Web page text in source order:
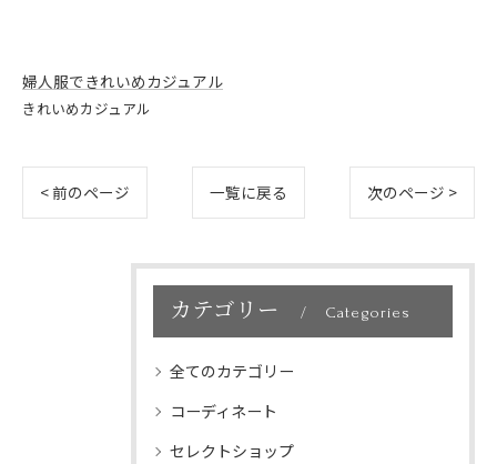
婦人服できれいめカジュアル
きれいめカジュアル
< 前のページ 一覧に戻る 次のページ >
カテゴリー Categories
全てのカテゴリー
コーディネート
セレクトショップ